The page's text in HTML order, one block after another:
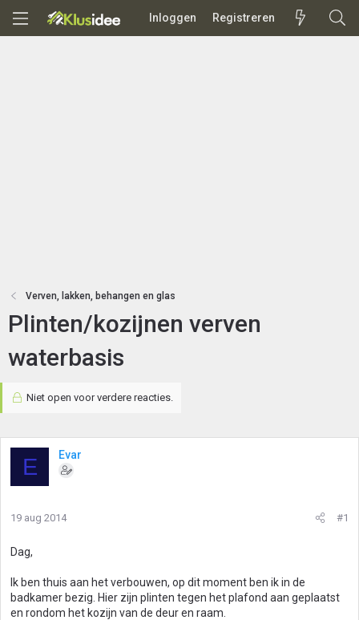
Inloggen Registreren
Verven, lakken, behangen en glas
Plinten/kozijnen verven
waterbasis
Niet open voor verdere reacties.
E Evar
19 aug 2014 #1
Dag,
Ik ben thuis aan het verbouwen, op dit moment ben ik in de
badkamer bezig. Hier zijn plinten tegen het plafond aan geplaatst
en rondom het kozijn van de deur en raam.